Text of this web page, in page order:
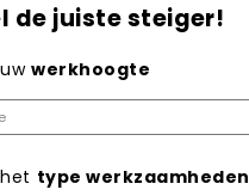
de juiste steiger!
werkhoogte
type werkzaamheden